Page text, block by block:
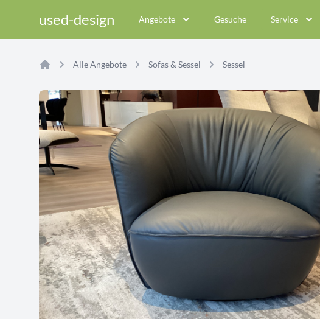
used-design Angebote Gesuche Service
Alle Angebote Sofas & Sessel Sessel